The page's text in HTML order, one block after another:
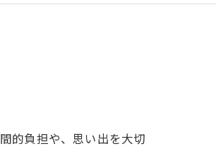
的負担や、思い出を大切